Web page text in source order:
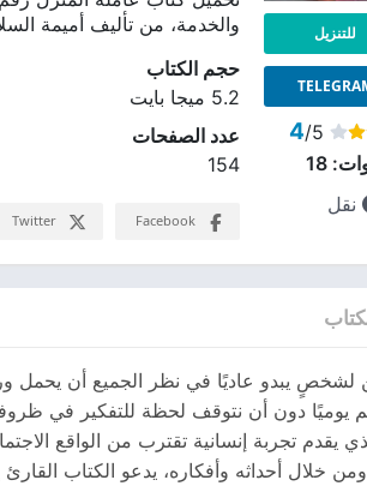
والخدمة، من تأليف أميمة
للتنزيل
4/5
18
نقل
حجم الكتاب
5.2 ميجا بايت
عدد الصفحات
154
Facebook
Twitter
يبدو عاديًا في نظر الجميع أن يحمل
يقدم تجربة إنسانية تقترب من الواقع
خلال أحداثه وأفكاره، يدعو الكتاب القارئ